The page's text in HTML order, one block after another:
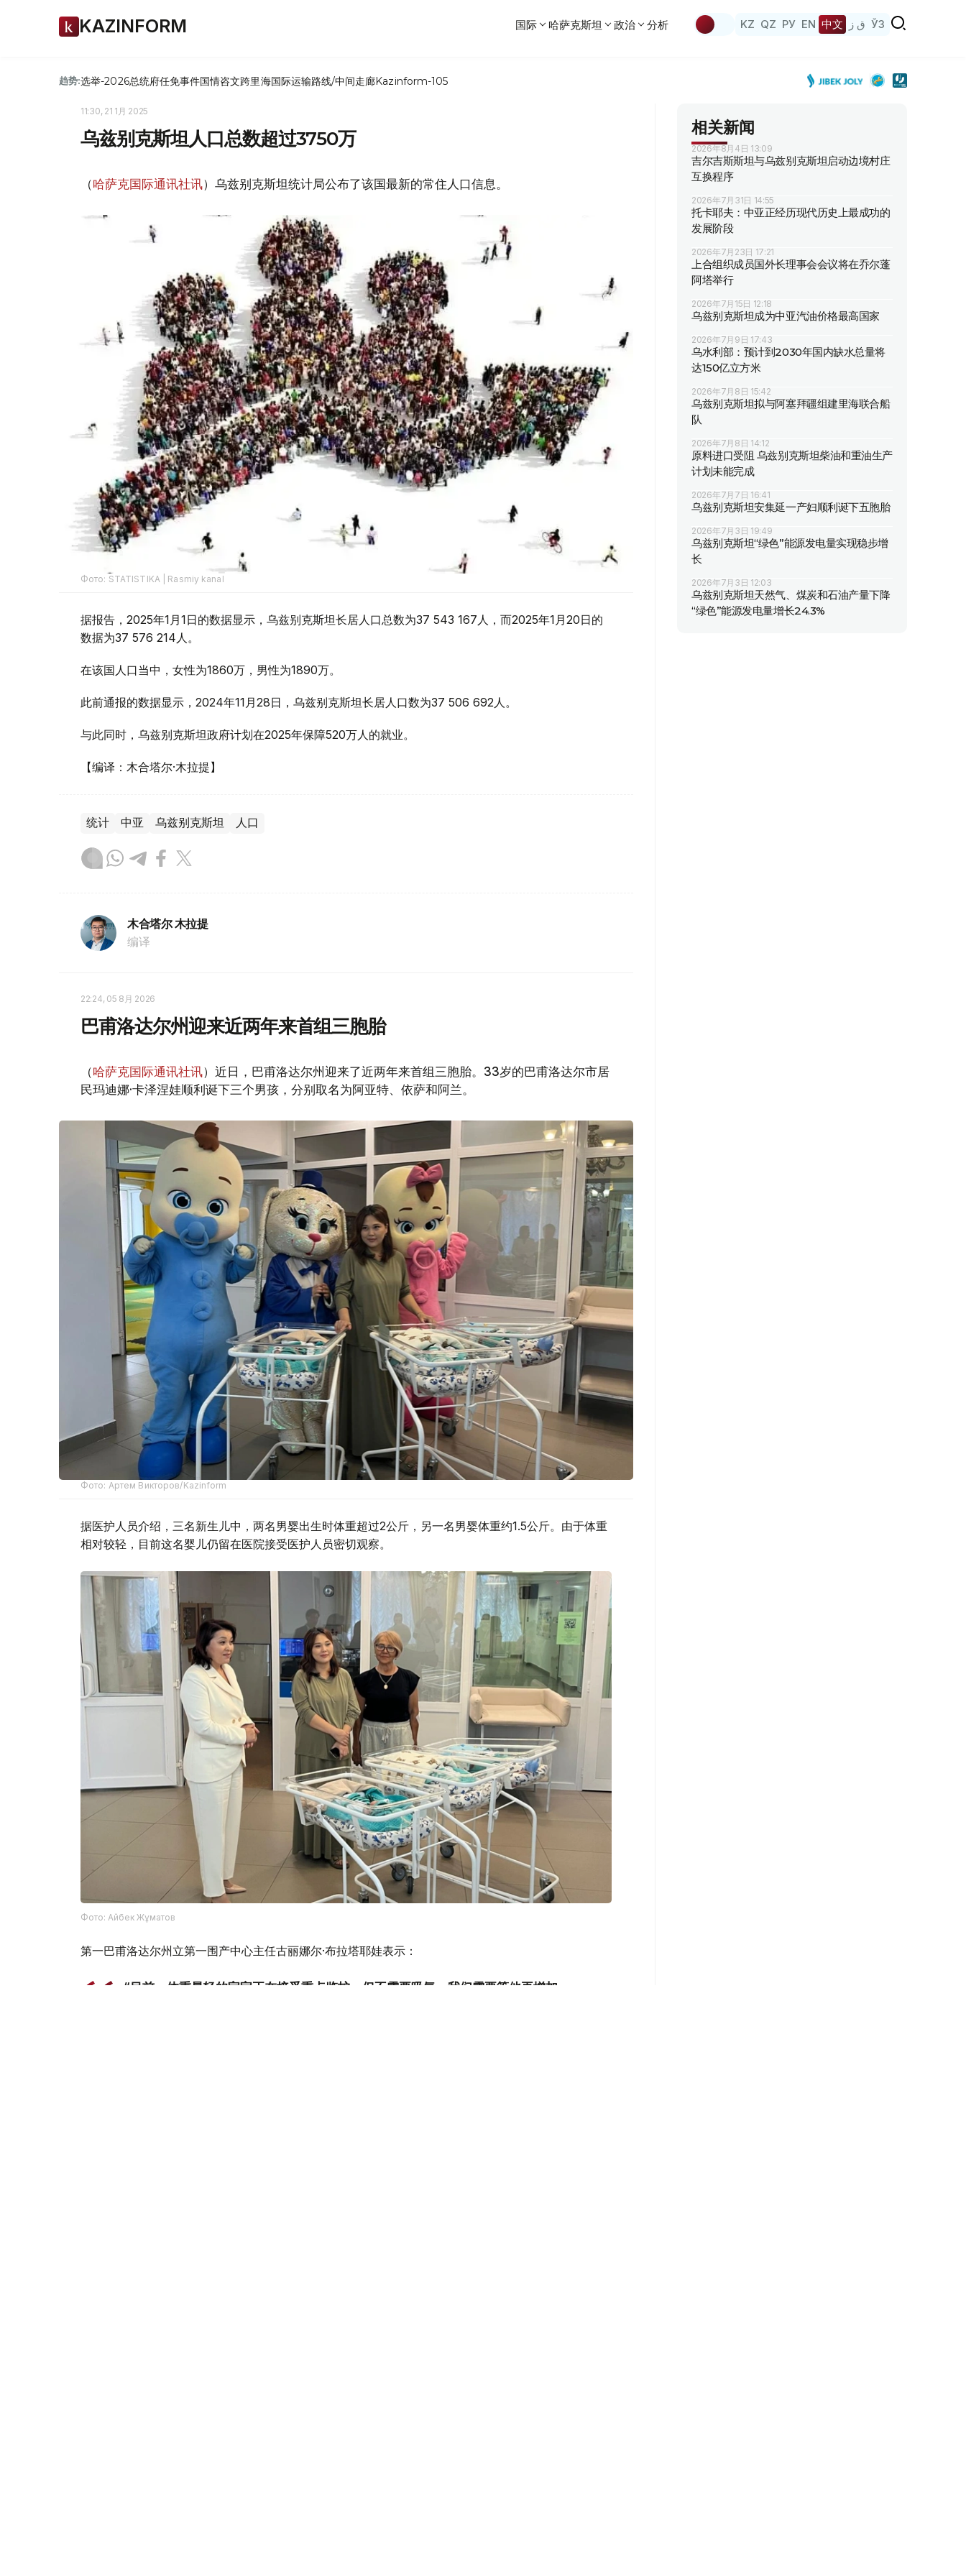
KAZINFORM 国际 哈萨克斯坦 政治 分析 KZ QZ РУ EN 中文 ق ز ЎЗ
趋势:选举-2026总统府任免事件国情咨文跨里海国际运输路线/中间走廊Kazinform-105
11:30, 21 1月 2025
乌兹别克斯坦人口总数超过3750万
（哈萨克国际通讯社讯）乌兹别克斯坦统计局公布了该国最新的常住人口信息。
Фото: STATISTIKA | Rasmiy kanal
据报告，2025年1月1日的数据显示，乌兹别克斯坦长居人口总数为37 543 167人，而2025年1月20日的
数据为37 576 214人。
在该国人口当中，女性为1860万，男性为1890万。
此前通报的数据显示，2024年11月28日，乌兹别克斯坦长居人口数为37 506 692人。
与此同时，乌兹别克斯坦政府计划在2025年保障520万人的就业。
【编译：木合塔尔·木拉提】
统计 中亚 乌兹别克斯坦 人口
木合塔尔 木拉提
编译
22:24, 05 8月 2026
巴甫洛达尔州迎来近两年来首组三胞胎
（哈萨克国际通讯社讯）近日，巴甫洛达尔州迎来了近两年来首组三胞胎。33岁的巴甫洛达尔市居
民玛迪娜·卡泽涅娃顺利诞下三个男孩，分别取名为阿亚特、依萨和阿兰。
Фото: Артем Викторов/Kazinform
据医护人员介绍，三名新生儿中，两名男婴出生时体重超过2公斤，另一名男婴体重约1.5公斤。由于体重
相对较轻，目前这名婴儿仍留在医院接受医护人员密切观察。
Фото: Айбек Жұматов
第一巴甫洛达尔州立第一围产中心主任古丽娜尔·布拉塔耶娃表示：
“目前，体重最轻的宝宝正在接受重点监护，但不需要吸氧。我们需要等他再增加
相关新闻
2026年8月4日 13:09
吉尔吉斯斯坦与乌兹别克斯坦启动边境村庄
互换程序
2026年7月31日 14:55
托卡耶夫：中亚正经历现代历史上最成功的
发展阶段
2026年7月23日 17:21
上合组织成员国外长理事会会议将在乔尔蓬
阿塔举行
2026年7月15日 12:18
乌兹别克斯坦成为中亚汽油价格最高国家
2026年7月9日 17:43
乌水利部：预计到2030年国内缺水总量将
达150亿立方米
2026年7月8日 15:42
乌兹别克斯坦拟与阿塞拜疆组建里海联合船
队
2026年7月8日 14:12
原料进口受阻 乌兹别克斯坦柴油和重油生产
计划未能完成
2026年7月7日 16:41
乌兹别克斯坦安集延一产妇顺利诞下五胞胎
2026年7月3日 19:49
乌兹别克斯坦“绿色”能源发电量实现稳步增
长
2026年7月3日 12:03
乌兹别克斯坦天然气、煤炭和石油产量下降
“绿色”能源发电量增长24.3%